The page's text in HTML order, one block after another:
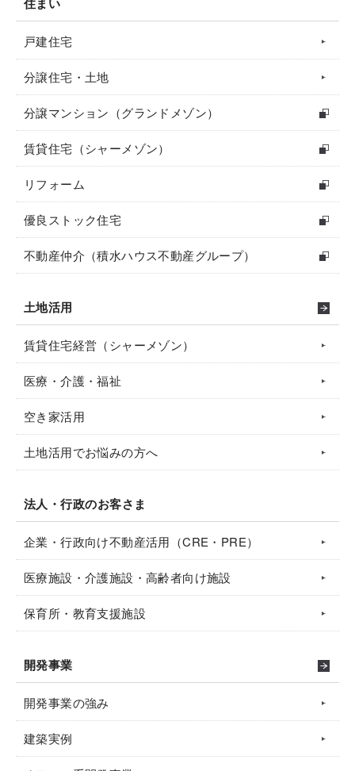
戸建住宅
分譲住宅・土地
分譲マンション（グランドメゾン）
賃貸住宅（シャーメゾン）
リフォーム
優良ストック住宅
不動産仲介（積水ハウス不動産グループ）
土地活用
賃貸住宅経営（シャーメゾン）
医療・介護・福祉
空き家活用
土地活用でお悩みの方へ
法人・行政のお客さま
企業・行政向け不動産活用（CRE・PRE）
医療施設・介護施設・高齢者向け施設
保育所・教育支援施設
開発事業
開発事業の強み
建築実例